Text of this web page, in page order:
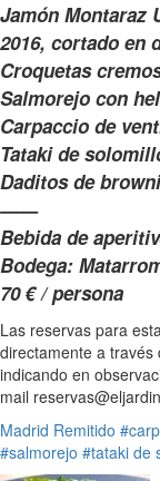
Jamón Montaraz
2016, cortado en
Croquetas
Salmorejo con
Carpaccio de
Tataki de
Daditos de
——
Bebida de
Bodega:
70 € / persona
Las reservas para
directamente a
indicando en
mail
Madrid Remitido
#salmorejo #tataki de